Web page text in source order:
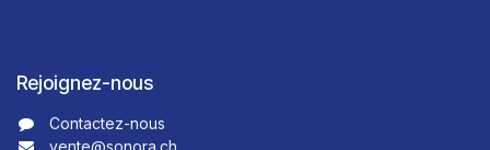
Rejoignez-nous
Contactez-nous​​
vente@sonora.ch